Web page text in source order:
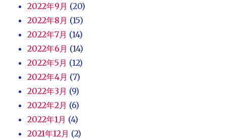
2022年9月 (20)
2022年8月 (15)
2022年7月 (14)
2022年6月 (14)
2022年5月 (12)
2022年4月 (7)
2022年3月 (9)
2022年2月 (6)
2022年1月 (4)
2021年12月 (2)